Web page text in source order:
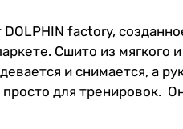
factory,
Сшито из мягкого
и снимается, а
для тренировок.